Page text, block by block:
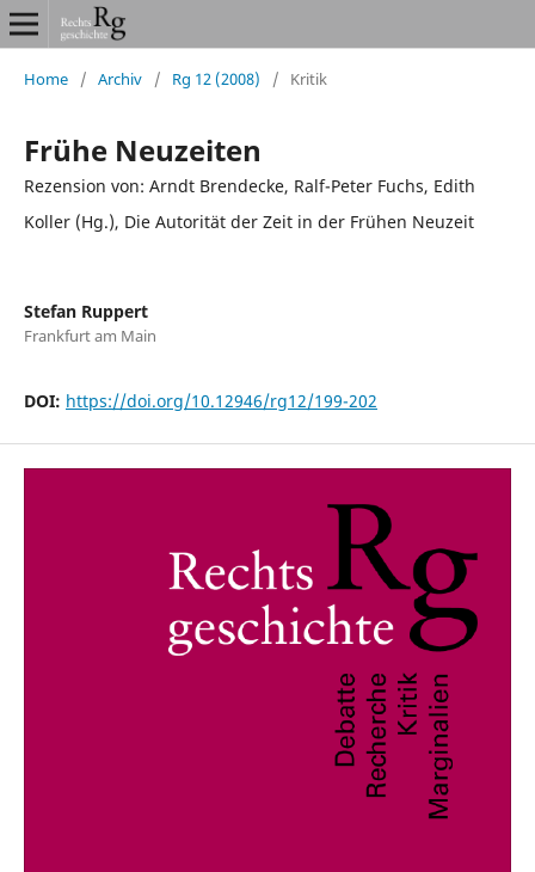
Home / Archiv / Rg 12 (2008) / Kritik
Frühe Neuzeiten
Rezension von: Arndt Brendecke, Ralf-Peter Fuchs, Edith
Koller (Hg.), Die Autorität der Zeit in der Frühen Neuzeit
Stefan Ruppert
Frankfurt am Main
DOI: https://doi.org/10.12946/rg12/199-202